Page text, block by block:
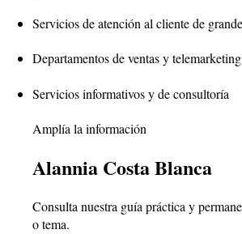
Servicios de atención al cliente de
Departamentos de ventas y telemarketing
Servicios informativos y de consultoría
Amplía la información
Alannia Costa Blanca
Consulta nuestra guía práctica y
o tema.